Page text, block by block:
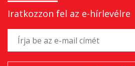
Iratkozzon fel az e-hírlevélre